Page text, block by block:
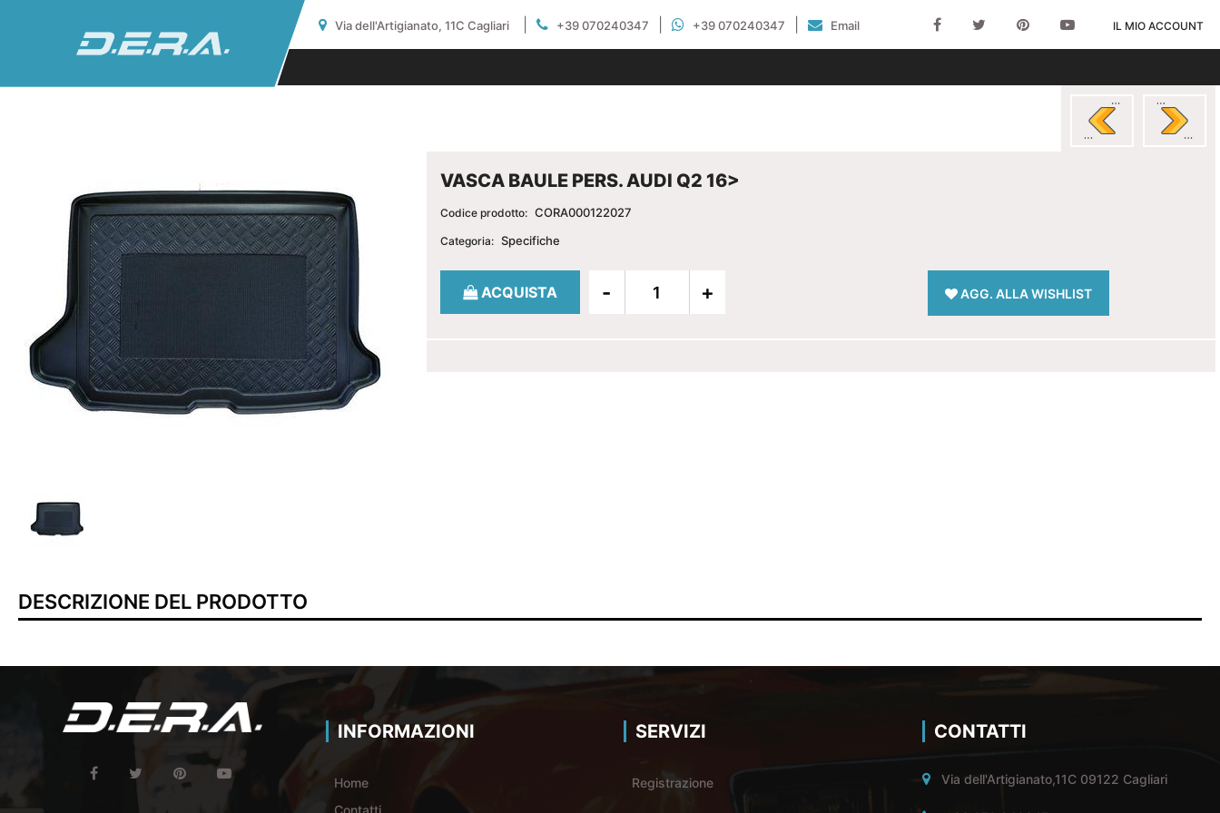
Via dell'Artigianato, 11C Cagliari +39 070240347 +39 070240347 Email IL MIO ACCOUNT
VASCA BAULE PERS. AUDI Q2 16>
Codice prodotto: CORA000122027
Categoria: Specifiche
Quantità
ACQUISTA AGG. ALLA WISHLIST
DESCRIZIONE DEL PRODOTTO
INFORMAZIONI
Home
SERVIZI
Registrazione
CONTATTI
Via dell'Artigianato,11C 09122 Cagliari